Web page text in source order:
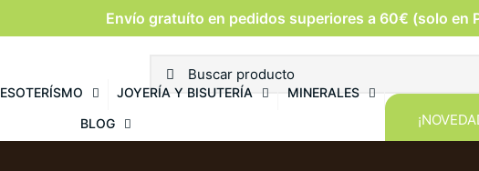
Envío gratuíto en pedidos superiores a 60€ (solo en
ESOTERÍSMO JOYERÍA Y BISUTERÍA
MINERALES
BLOG